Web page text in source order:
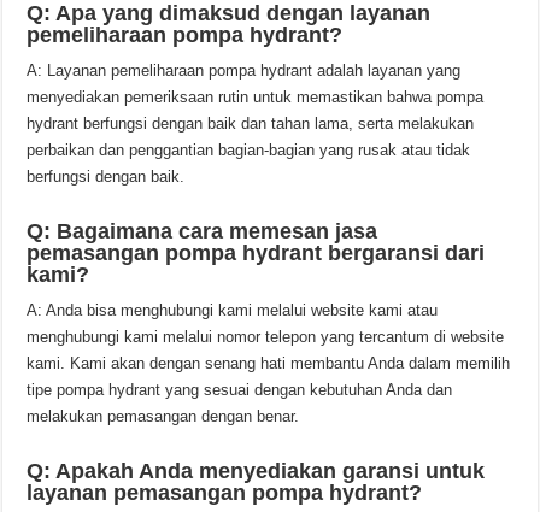
Q: Apa yang dimaksud dengan layanan
pemeliharaan pompa hydrant?
A: Layanan pemeliharaan pompa hydrant adalah layanan yang
menyediakan pemeriksaan rutin untuk memastikan bahwa pompa
hydrant berfungsi dengan baik dan tahan lama, serta melakukan
perbaikan dan penggantian bagian-bagian yang rusak atau tidak
berfungsi dengan baik.
Q: Bagaimana cara memesan jasa
pemasangan pompa hydrant bergaransi dari
kami?
A: Anda bisa menghubungi kami melalui website kami atau
menghubungi kami melalui nomor telepon yang tercantum di website
kami. Kami akan dengan senang hati membantu Anda dalam memilih
tipe pompa hydrant yang sesuai dengan kebutuhan Anda dan
melakukan pemasangan dengan benar.
Q: Apakah Anda menyediakan garansi untuk
layanan pemasangan pompa hydrant?